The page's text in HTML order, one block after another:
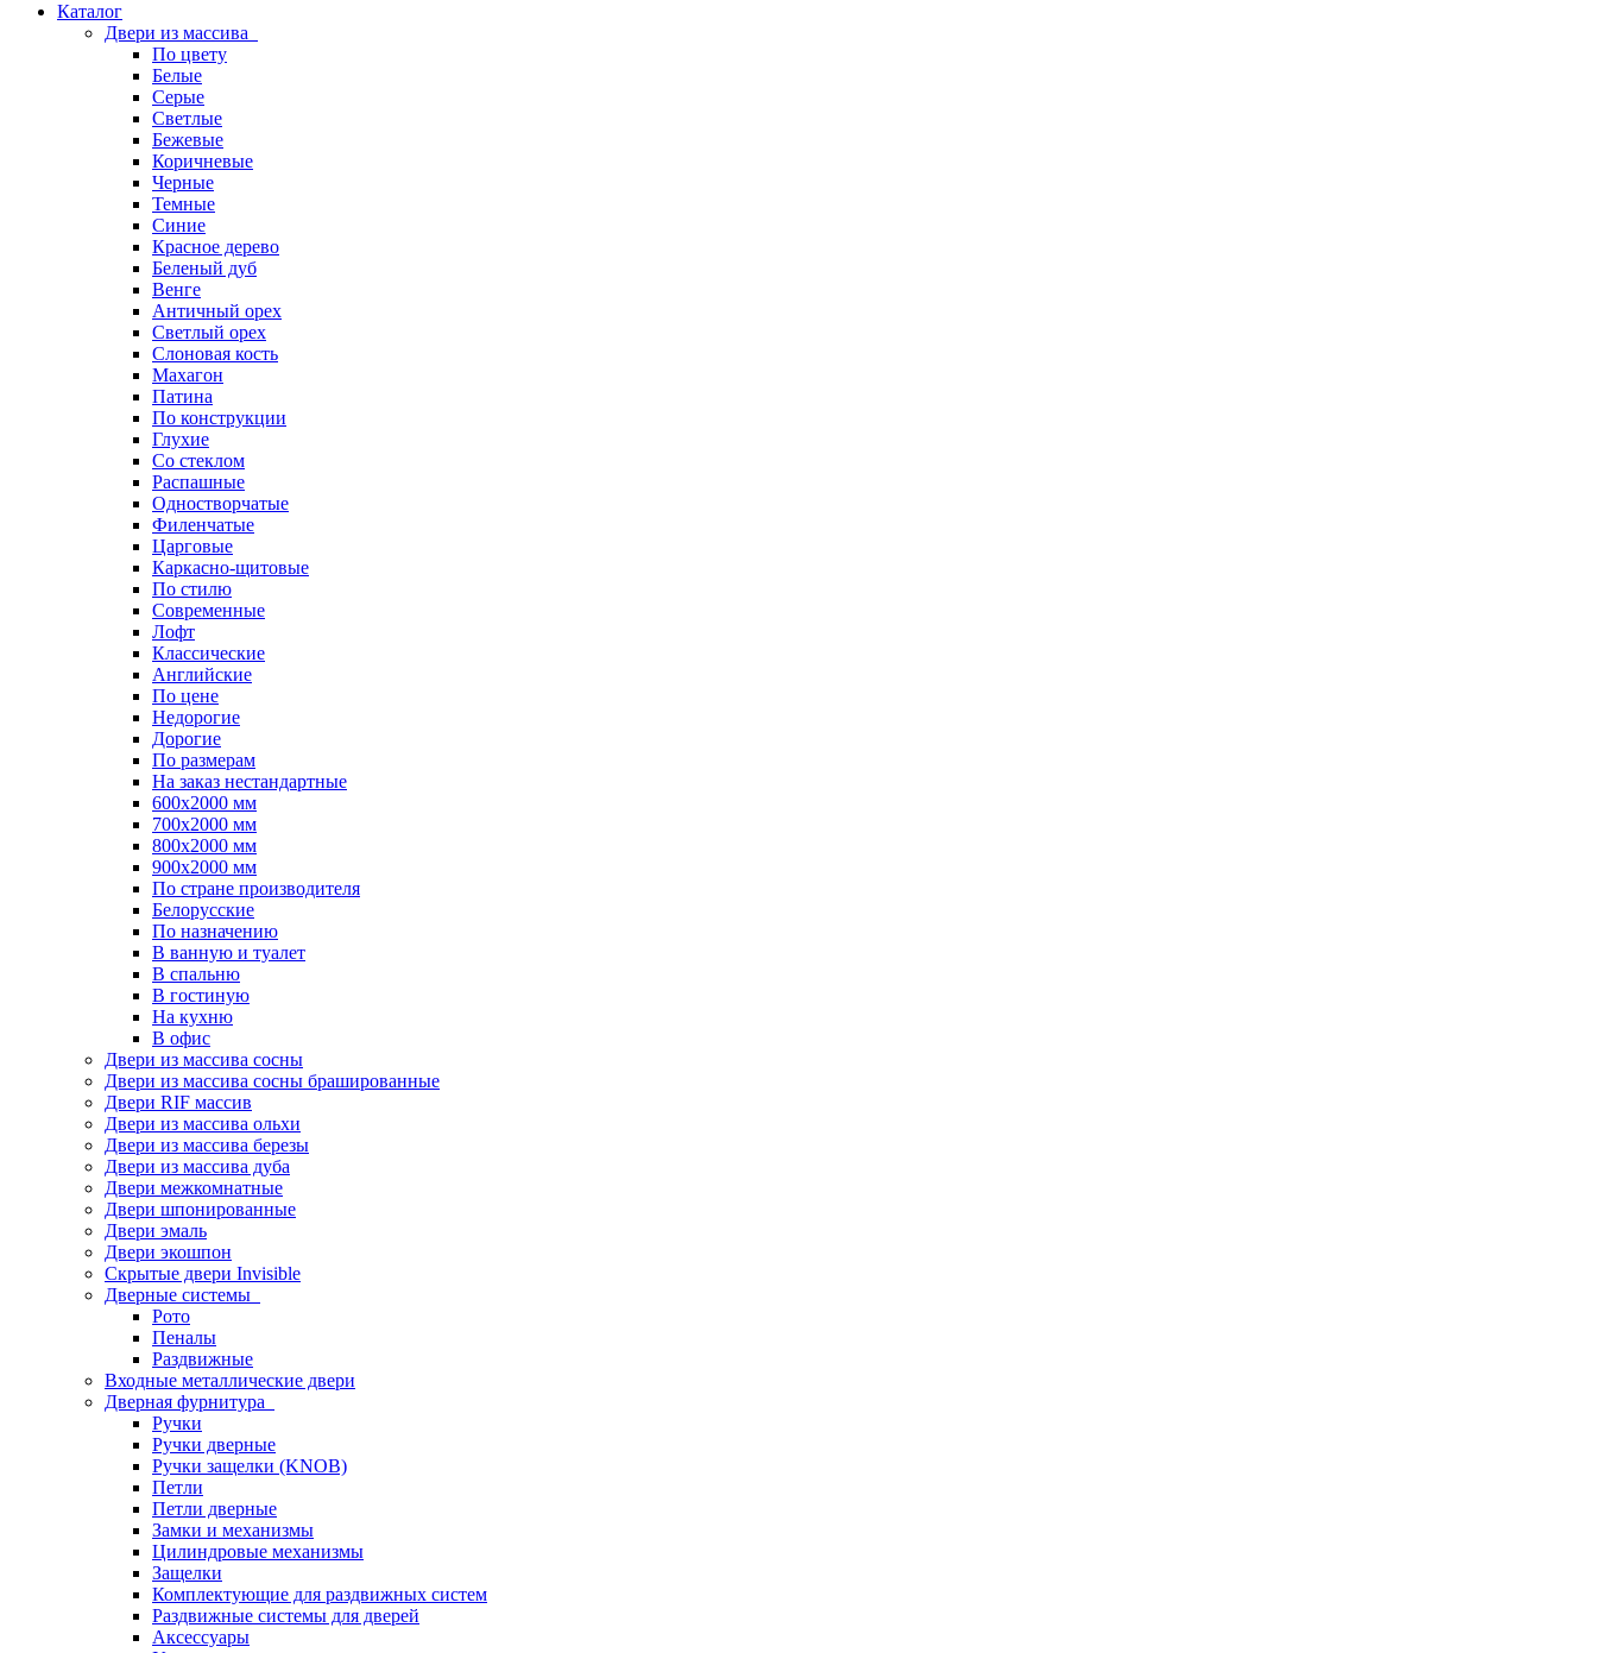
Каталог
Двери из массива
По цвету
Белые
Серые
Светлые
Бежевые
Коричневые
Черные
Темные
Синие
Красное дерево
Беленый дуб
Венге
Античный орех
Светлый орех
Слоновая кость
Махагон
Патина
По конструкции
Глухие
Со стеклом
Распашные
Одностворчатые
Филенчатые
Царговые
Каркасно-щитовые
По стилю
Современные
Лофт
Классические
Английские
По цене
Недорогие
Дорогие
По размерам
На заказ нестандартные
600х2000 мм
700х2000 мм
800х2000 мм
900х2000 мм
По стране производителя
Белорусские
По назначению
В ванную и туалет
В спальню
В гостиную
На кухню
В офис
Двери из массива сосны
Двери из массива сосны брашированные
Двери RIF массив
Двери из массива ольхи
Двери из массива березы
Двери из массива дуба
Двери межкомнатные
Двери шпонированные
Двери эмаль
Двери экошпон
Скрытые двери Invisible
Дверные системы
Рото
Пеналы
Раздвижные
Входные металлические двери
Дверная фурнитура
Ручки
Ручки дверные
Ручки защелки (KNOB)
Петли
Петли дверные
Замки и механизмы
Цилиндровые механизмы
Защелки
Комплектующие для раздвижных систем
Раздвижные системы для дверей
Аксессуары